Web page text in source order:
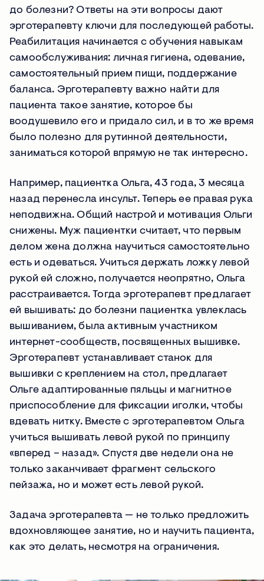
до болезни? Ответы на эти вопросы дают
эрготерапевту ключи для последующей работы.
Реабилитация начинается с обучения навыкам
самообслуживания: личная гигиена, одевание,
самостоятельный прием пищи, поддержание
баланса. Эрготерапевту важно найти для
пациента такое занятие, которое бы
воодушевило его и придало сил, и в то же время
было полезно для рутинной деятельности,
заниматься которой впрямую не так интересно.
Например, пациентка Ольга, 43 года, 3 месяца
назад перенесла инсульт. Теперь ее правая рука
неподвижна. Общий настрой и мотивация Ольги
снижены. Муж пациентки считает, что первым
делом жена должна научиться самостоятельно
есть и одеваться. Учиться держать ложку левой
рукой ей сложно, получается неопрятно, Ольга
расстраивается. Тогда эрготерапевт предлагает
ей вышивать: до болезни пациентка увлеклась
вышиванием, была активным участником
интернет-сообществ, посвященных вышивке.
Эрготерапевт устанавливает станок для
вышивки с креплением на стол, предлагает
Ольге адаптированные пяльцы и магнитное
приспособление для фиксации иголки, чтобы
вдевать нитку. Вместе с эрготерапевтом Ольга
учиться вышивать левой рукой по принципу
«вперед – назад». Спустя две недели она не
только заканчивает фрагмент сельского
пейзажа, но и может есть левой рукой.
Задача эрготерапевта — не только предложить
вдохновляющее занятие, но и научить пациента,
как это делать, несмотря на ограничения.